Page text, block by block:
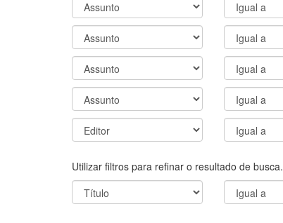
Utilizar filtros para refinar o resultado de busca.